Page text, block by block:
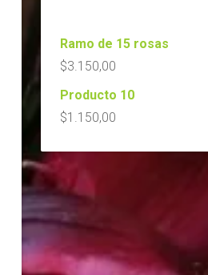
Ramo de 15 rosas
$3.150,00
Producto 10
$1.150,00